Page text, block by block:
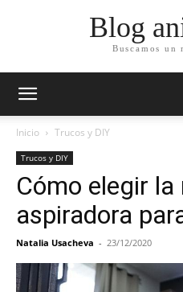
Blog
Buscamos un
Inicio Trucos y DIY
Trucos y DIY
Cómo elegir la
aspiradora
Natalia Usacheva - 23/12/2020